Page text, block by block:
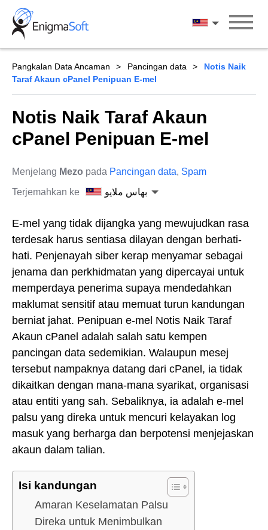
Skip
content
بهاس ملايو
Pangkalan Data Ancaman Pancingan data
Notis Naik
Taraf Akaun cPanel Penipuan E-mel
Notis Naik Taraf Akaun
cPanel Penipuan E-mel
Menjelang Mezo pada Pancingan data, Spam
Terjemahkan ke
بهاس ملايو
E-mel yang tidak dijangka yang mewujudkan rasa
terdesak harus sentiasa dilayan dengan berhati-
hati. Penjenayah siber kerap menyamar sebagai
jenama dan perkhidmatan yang dipercayai untuk
memperdaya penerima supaya mendedahkan
maklumat sensitif atau memuat turun kandungan
berniat jahat. Penipuan e-mel Notis Naik Taraf
Akaun cPanel adalah salah satu kempen
pancingan data sedemikian. Walaupun mesej
tersebut nampaknya datang dari cPanel, ia tidak
dikaitkan dengan mana-mana syarikat, organisasi
atau entiti yang sah. Sebaliknya, ia adalah e-mel
palsu yang direka untuk mencuri kelayakan log
masuk yang berharga dan berpotensi menjejaskan
akaun dalam talian.
Isi kandungan
Amaran Keselamatan Palsu
Direka untuk Menimbulkan